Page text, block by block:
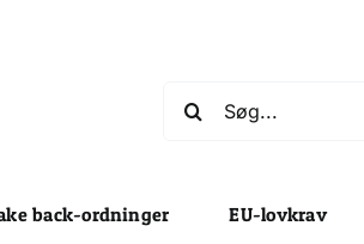
efter:
back-ordninger EU-lovkrav